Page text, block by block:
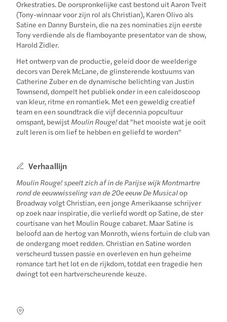
Orkestraties. De oorspronkelijke cast bestond uit Aaron Tveit
(Tony-winnaar voor zijn rol als Christian), Karen Olivo als
Satine en Danny Burstein, die na zes nominaties zijn eerste
Tony verdiende als de flamboyante presentator van de show,
Harold Zidler.
Het ontwerp van de productie, geleid door de weelderige
decors van Derek McLane, de glinsterende kostuums van
Catherine Zuber en de dynamische belichting van Justin
Townsend, dompelt het publiek onder in een caleidoscoop
van kleur, ritme en romantiek. Met een geweldig creatief
team en een soundtrack die vijf decennia popcultuur
omspant, bewijst Moulin Rouge!dat "het mooiste wat je ooit
zult leren is om lief te hebben en geliefd te worden"
Verhaallijn
Moulin Rouge! speelt zich af in de Parijse wijk Montmartre
rond de eeuwwisseling van de 20e eeuw De Musicalop
Broadway volgt Christian, een jonge Amerikaanse schrijver
op zoek naar inspiratie, die verliefd wordt op Satine, de ster
courtisane van het Moulin Rouge cabaret. Maar Satine is
beloofd aan de hertog van Monroth, wiens fortuin de club van
de ondergang moet redden. Christian en Satine worden
verscheurd tussen passie en overleven en hun geheime
romance tart het lot en de rijkdom, totdat een tragedie hen
dwingt tot een hartverscheurende keuze.